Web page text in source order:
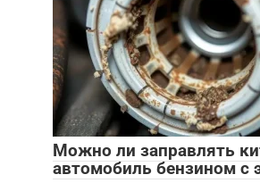
Можно ли заправлять
автомобиль бензином с